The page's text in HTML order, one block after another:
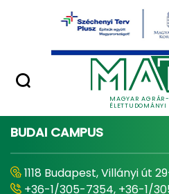
Ugrás a fő tartalomhoz
MAGYAR AGRÁR-
ÉLETTUDOMÁNYI
Minőségügy
Home -
BUDAI CAMPUS
1118 Budapest, Villányi út
+36-1/305-7354, +36-1/